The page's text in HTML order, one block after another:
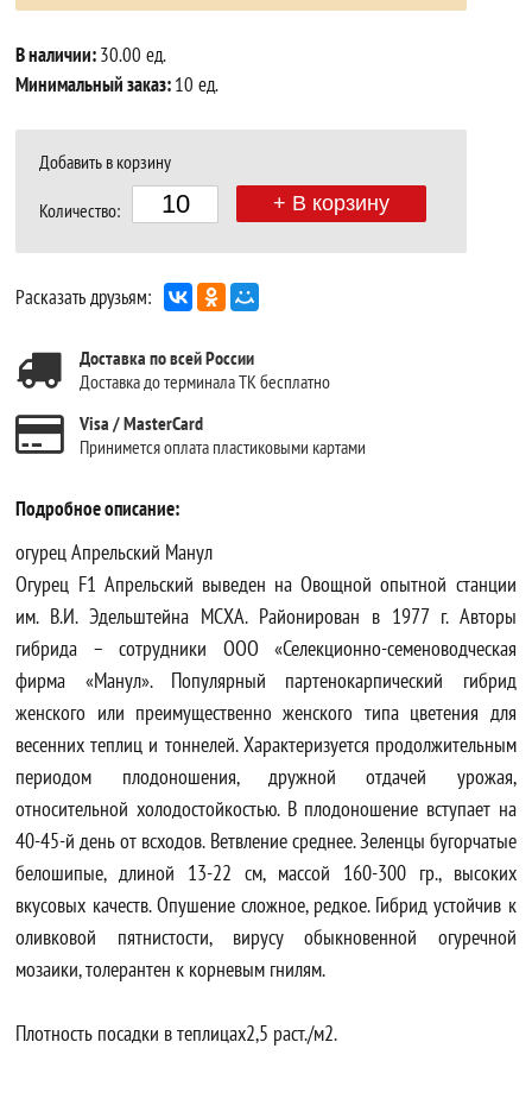
В наличии:30.00 ед.
Минимальный заказ:10 ед.
Добавить в корзину
Количество: + В корзину
Расказать друзьям:
Доставка по всей России
Доставка до терминала ТК бесплатно
Visa / MasterCard
Принимется оплата пластиковыми картами
Подробное описание:
огурец Апрельский Манул
Огурец F1 Апрельский выведен на Овощной опытной станции
им. В.И. Эдельштейна МСХА. Районирован в 1977 г. Авторы
гибрида – сотрудники ООО «Селекционно-семеноводческая
фирма «Манул». Популярный партенокарпический гибрид
женского или преимущественно женского типа цветения для
весенних теплиц и тоннелей. Характеризуется продолжительным
периодом плодоношения, дружной отдачей урожая,
относительной холодостойкостью. В плодоношение вступает на
40-45-й день от всходов. Ветвление среднее. Зеленцы бугорчатые
белошипые, длиной 13-22 см, массой 160-300 гр., высоких
вкусовых качеств. Опушение сложное, редкое. Гибрид устойчив к
оливковой пятнистости, вирусу обыкновенной огуречной
мозаики, толерантен к корневым гнилям.
Плотность посадки в теплицах2,5 раст./м2.